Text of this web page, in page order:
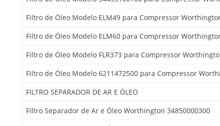
Filtro de Óleo Modelo ELM49 para Compressor
Filtro de Óleo Modelo ELM60 para Compressor
Filtro de Óleo Modelo FLR373 para Compressor
Filtro de Óleo Modelo 6211472500 para Compressor
FILTRO SEPARADOR DE AR E ÓLEO
Filtro Separador de Ar e Óleo Worthington 34850000300